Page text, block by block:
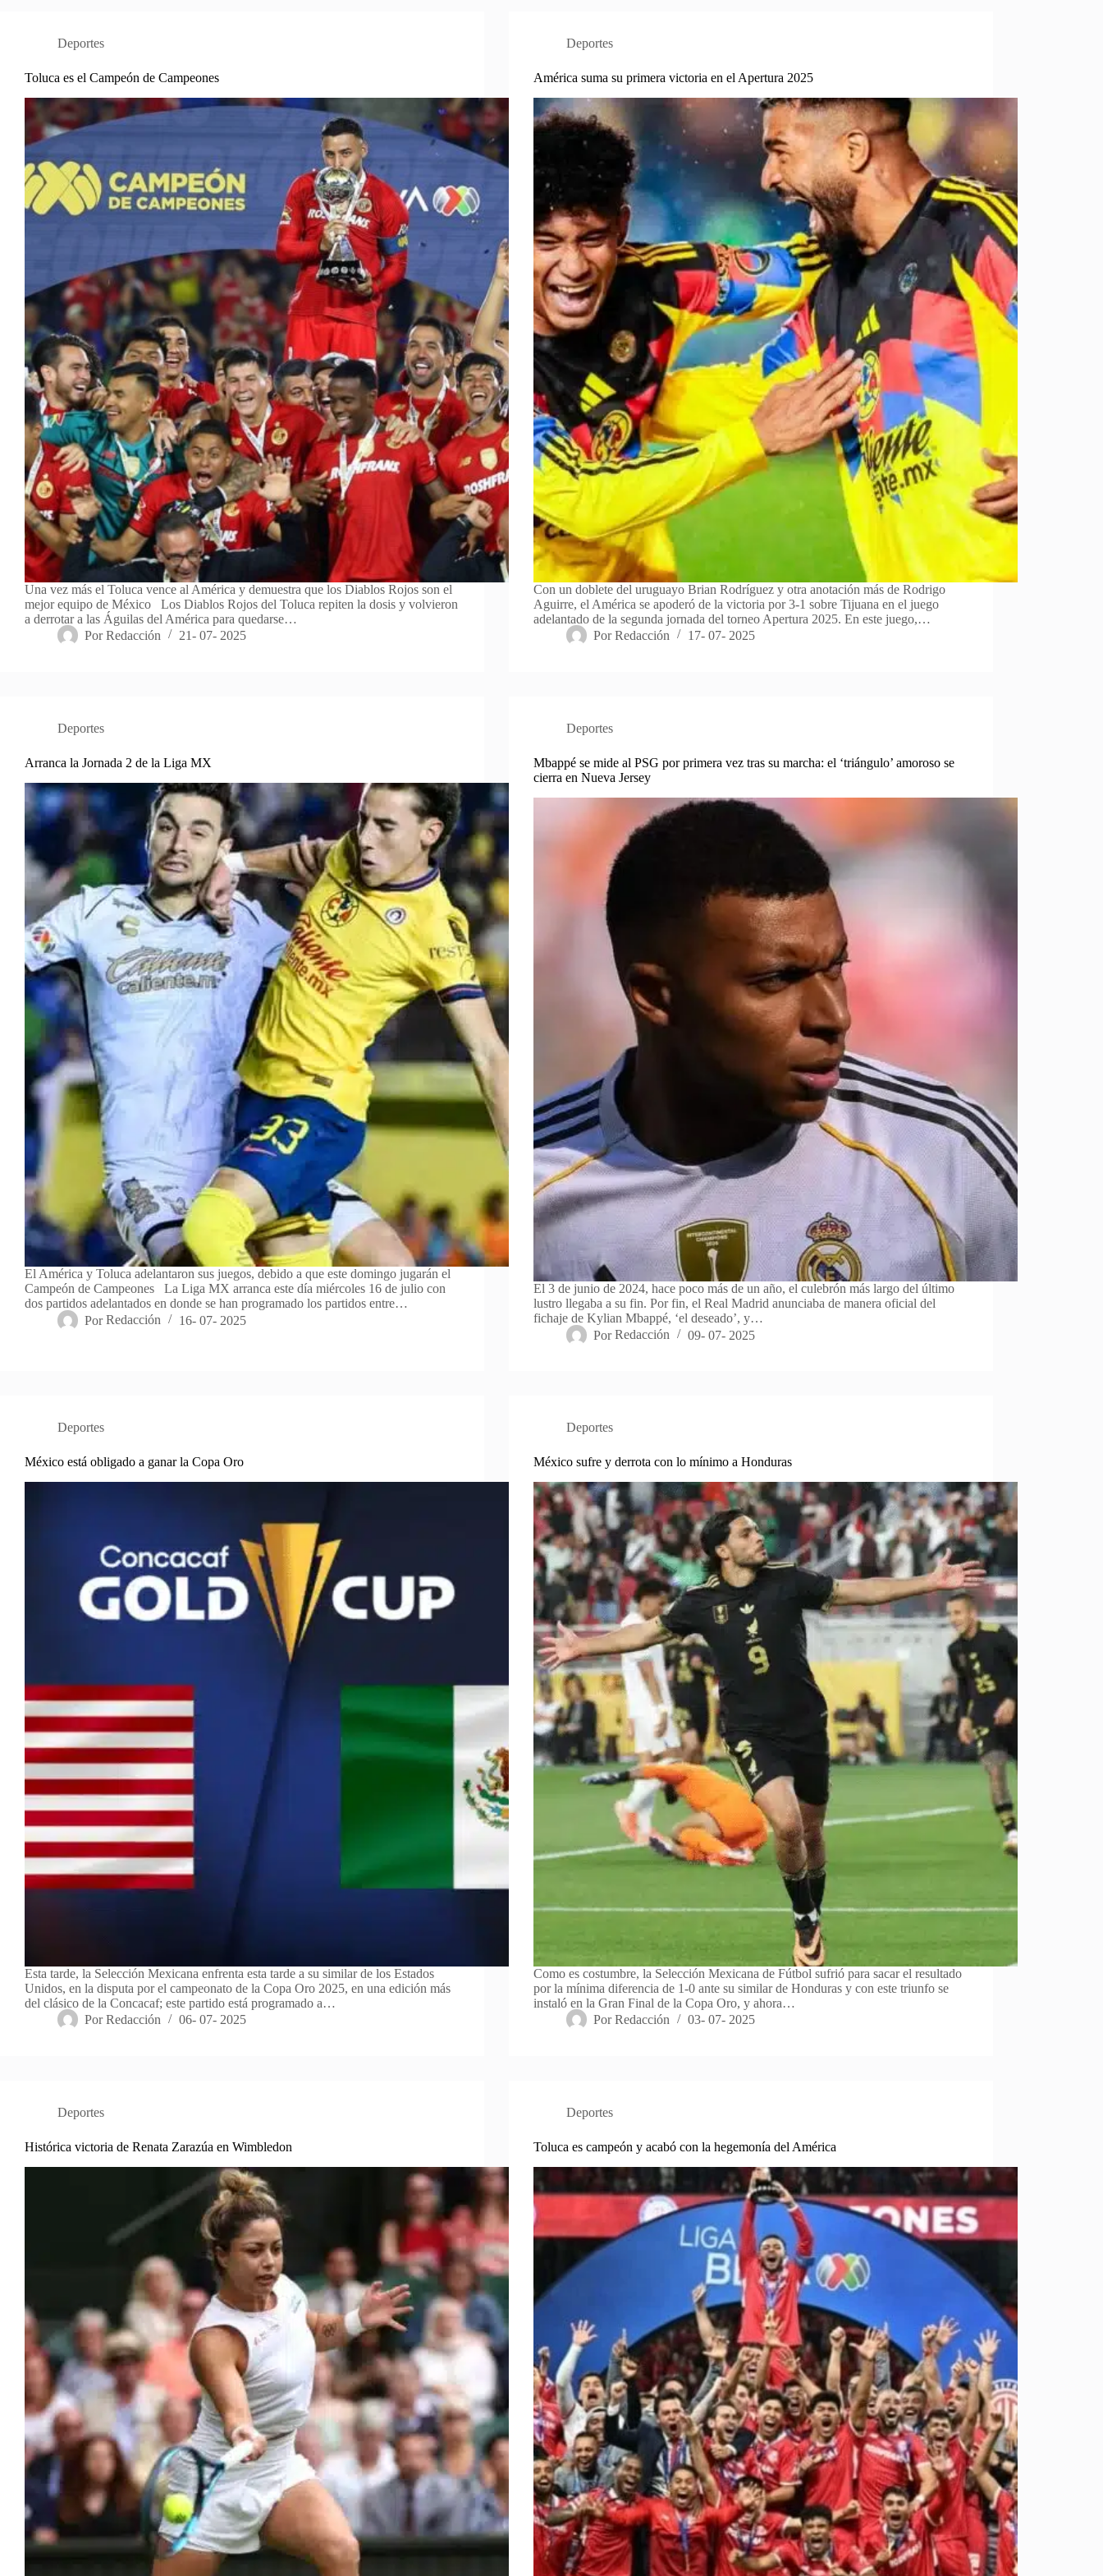
Deportes
Toluca es el Campeón de Campeones
Una vez más el Toluca vence al América y demuestra que los Diablos Rojos son el
mejor equipo de México Los Diablos Rojos del Toluca repiten la dosis y volvieron
a derrotar a las Águilas del América para quedarse…
Por Redacción 21- 07- 2025
Deportes
América suma su primera victoria en el Apertura 2025
Con un doblete del uruguayo Brian Rodríguez y otra anotación más de Rodrigo
Aguirre, el América se apoderó de la victoria por 3-1 sobre Tijuana en el juego
adelantado de la segunda jornada del torneo Apertura 2025. En este juego,…
Por Redacción 17- 07- 2025
Deportes
Arranca la Jornada 2 de la Liga MX
El América y Toluca adelantaron sus juegos, debido a que este domingo jugarán el
Campeón de Campeones La Liga MX arranca este día miércoles 16 de julio con
dos partidos adelantados en donde se han programado los partidos entre…
Por Redacción 16- 07- 2025
Deportes
Mbappé se mide al PSG por primera vez tras su marcha: el ‘triángulo’ amoroso se
cierra en Nueva Jersey
El 3 de junio de 2024, hace poco más de un año, el culebrón más largo del último
lustro llegaba a su fin. Por fin, el Real Madrid anunciaba de manera oficial del
fichaje de Kylian Mbappé, ‘el deseado’, y…
Por Redacción 09- 07- 2025
Deportes
México está obligado a ganar la Copa Oro
Esta tarde, la Selección Mexicana enfrenta esta tarde a su similar de los Estados
Unidos, en la disputa por el campeonato de la Copa Oro 2025, en una edición más
del clásico de la Concacaf; este partido está programado a…
Por Redacción 06- 07- 2025
Deportes
México sufre y derrota con lo mínimo a Honduras
Como es costumbre, la Selección Mexicana de Fútbol sufrió para sacar el resultado
por la mínima diferencia de 1-0 ante su similar de Honduras y con este triunfo se
instaló en la Gran Final de la Copa Oro, y ahora…
Por Redacción 03- 07- 2025
Deportes
Histórica victoria de Renata Zarazúa en Wimbledon
Deportes
Toluca es campeón y acabó con la hegemonía del América